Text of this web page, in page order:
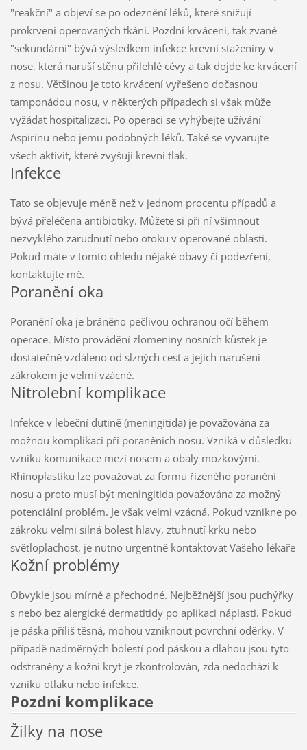
"reakční" a objeví se po odeznění léků, které snižují
prokrvení operovaných tkání. Pozdní krvácení, tak zvané
"sekundární" bývá výsledkem infekce krevní staženiny v
nose, která naruší stěnu přilehlé cévy a tak dojde ke krvácení
z nosu. Většinou je toto krvácení vyřešeno dočasnou
tamponádou nosu, v některých případech si však může
vyžádat hospitalizaci. Po operaci se vyhýbejte užívání
Aspirinu nebo jemu podobných léků. Také se vyvarujte
všech aktivit, které zvyšují krevní tlak.
Infekce
Tato se objevuje méně než v jednom procentu případů a
bývá přeléčena antibiotiky. Můžete si při ní všimnout
nezvyklého zarudnutí nebo otoku v operované oblasti.
Pokud máte v tomto ohledu nějaké obavy či podezření,
kontaktujte mě.
Poranění oka
Poranění oka je bráněno pečlivou ochranou očí během
operace. Místo provádění zlomeniny nosních kůstek je
dostatečně vzdáleno od slzných cest a jejich narušení
zákrokem je velmi vzácné.
Nitrolební komplikace
Infekce v lebeční dutině (meningitida) je považována za
možnou komplikaci při poraněních nosu. Vzniká v důsledku
vzniku komunikace mezi nosem a obaly mozkovými.
Rhinoplastiku lze považovat za formu řízeného poranění
nosu a proto musí být meningitida považována za možný
potenciální problém. Je však velmi vzácná. Pokud vznikne po
zákroku velmi silná bolest hlavy, ztuhnutí krku nebo
světloplachost, je nutno urgentně kontaktovat Vašeho lékaře
Kožní problémy
Obvykle jsou mírné a přechodné. Nejběžnější jsou puchýřky
s nebo bez alergické dermatitidy po aplikaci náplasti. Pokud
je páska příliš těsná, mohou vzniknout povrchní oděrky. V
případě nadměrných bolestí pod páskou a dlahou jsou tyto
odstraněny a kožní kryt je zkontrolován, zda nedochází k
vzniku otlaku nebo infekce.
Pozdní komplikace
Žilky na nose